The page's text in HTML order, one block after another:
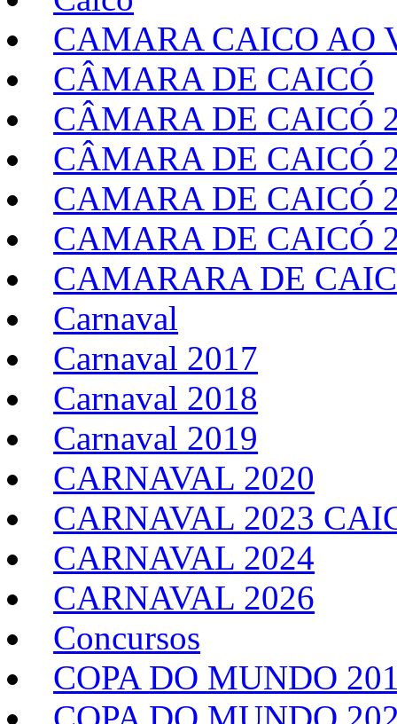
CAMARA CAICO AO
CÂMARA DE CAICÓ
CÂMARA DE CAICÓ
CÂMARA DE CAICÓ
CAMARA DE CAICÓ
CAMARA DE CAICÓ
CAMARARA DE
Carnaval
Carnaval 2017
Carnaval 2018
Carnaval 2019
CARNAVAL 2020
CARNAVAL 2023
CARNAVAL 2024
CARNAVAL 2026
Concursos
COPA DO MUNDO